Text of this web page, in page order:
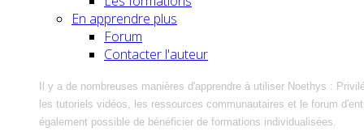
En apprendre plus
Forum
Contacter l'auteur
Il y a de nombreuses manières d'apprendre à utiliser Noethys :
les tutoriels vidéos, les ressources communautaires et le forum
également possible de bénéficier de formations individualisées.